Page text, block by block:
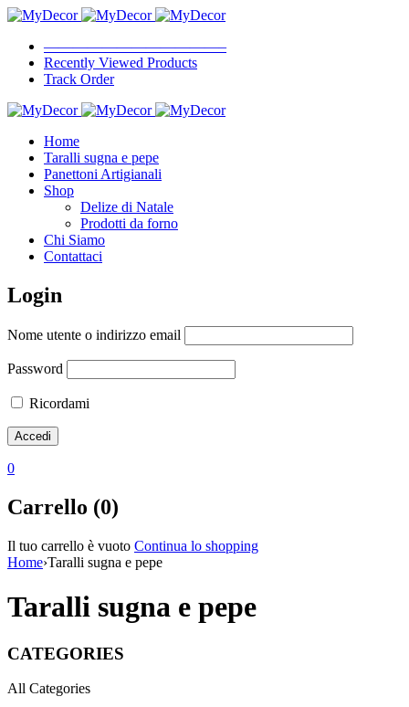
————————————–
Recently Viewed Products
Track Order
Home
Taralli sugna e pepe
Panettoni Artigianali
Shop
Delize di Natale
Prodotti da forno
Chi Siamo
Contattaci
Login
Nome utente o indirizzo email
Password
Ricordami
0
Carrello (0)
Il tuo carrello è vuoto Continua lo shopping
Home›Taralli sugna e pepe
Taralli sugna e pepe
CATEGORIES
All Categories